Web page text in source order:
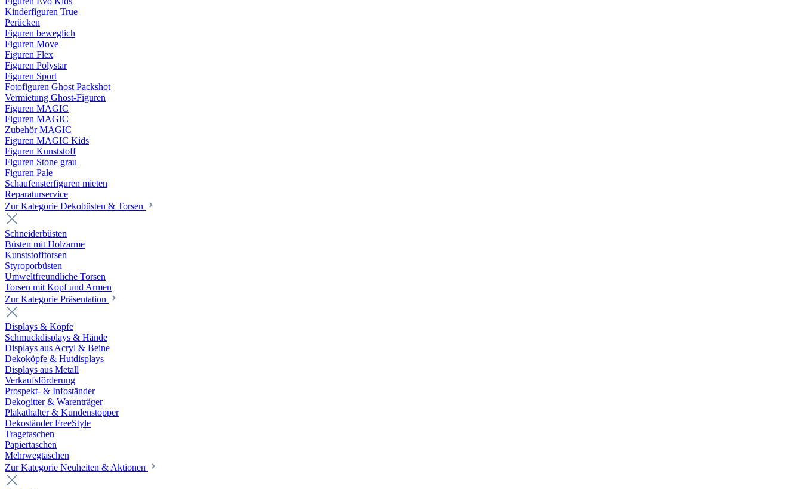
Kinderfiguren True
Perücken
Figuren beweglich
Figuren Move
Figuren Flex
Figuren Polystar
Figuren Sport
Fotofiguren Ghost Packshot
Vermietung Ghost-Figuren
Figuren MAGIC
Figuren MAGIC
Zubehör MAGIC
Figuren MAGIC Kids
Figuren Kunststoff
Figuren Stone grau
Figuren Pale
Schaufensterfiguren mieten
Reparaturservice
Zur Kategorie Dekobüsten & Torsen
Schneiderbüsten
Büsten mit Holzarme
Kunststofftorsen
Styroporbüsten
Umweltfreundliche Torsen
Torsen mit Kopf und Armen
Zur Kategorie Präsentation
Displays & Köpfe
Schmuckdisplays & Hände
Displays aus Acryl & Beine
Dekoköpfe & Hutdisplays
Displays aus Metall
Verkaufsförderung
Prospekt- & Infoständer
Dekogitter & Warenträger
Plakathalter & Kundenstopper
Dekoständer FreeStyle
Tragetaschen
Papiertaschen
Mehrwegtaschen
Zur Kategorie Neuheiten & Aktionen